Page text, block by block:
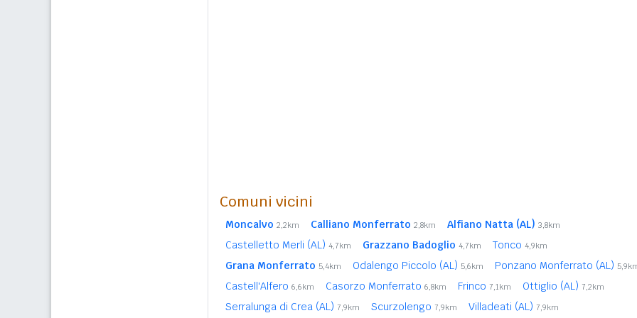
Comuni vicini
Moncalvo 2,2km Calliano Monferrato 2,8km Alfiano Natta (AL) 3,8km
Castelletto Merli (AL) 4,7km Grazzano Badoglio 4,7km Tonco 4,9km
Grana Monferrato 5,4km Odalengo Piccolo (AL) 5,6km Ponzano Monferrato (AL)
Castell'Alfero 6,6km Casorzo Monferrato 6,8km Frinco 7,1km Ottiglio (AL) 7,2km
Serralunga di Crea (AL) 7,9km Scurzolengo 7,9km Villadeati (AL) 7,9km